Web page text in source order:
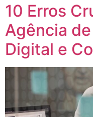
10 Erros
Agência
Digital e